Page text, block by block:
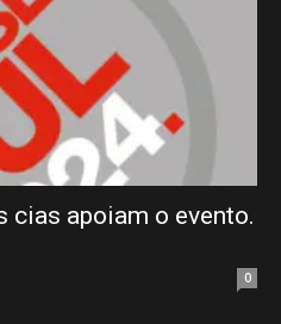
cias apoiam o evento.
0